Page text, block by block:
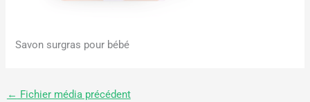
Savon surgras pour bébé
← Fichier média précédent